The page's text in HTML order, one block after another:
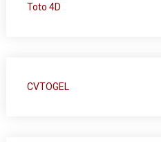
Toto 4D
CVTOGEL